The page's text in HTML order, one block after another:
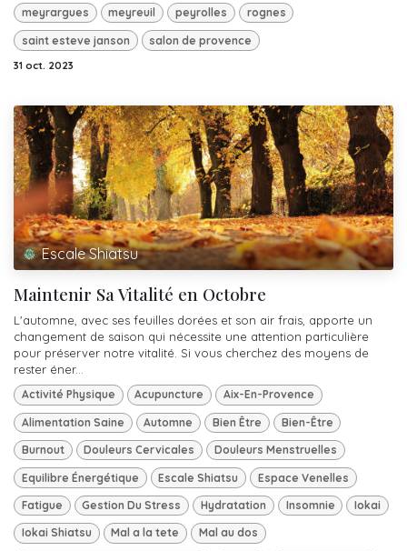
meyrargues meyreuil peyrolles rognes
saint esteve janson salon de provence
31 oct. 2023
Escale Shiatsu
Maintenir Sa Vitalité en Octobre
L'automne, avec ses feuilles dorées et son air frais, apporte un
changement de saison qui nécessite une attention particulière
pour préserver notre vitalité. Si vous cherchez des moyens de
rester éner...
Activité Physique Acupuncture Aix-En-Provence
Alimentation Saine Automne Bien Être Bien-Être
Burnout Douleurs Cervicales Douleurs Menstruelles
Equilibre Énergétique Escale Shiatsu Espace Venelles
Fatigue Gestion Du Stress Hydratation Insomnie Iokai
Iokai Shiatsu Mal a la tete Mal au dos